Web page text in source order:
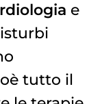
e
tutto il